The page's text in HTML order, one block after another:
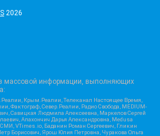
2026
массовой информации, выполняющих
Крым.Реалии, Телеканал Настоящее Время,
Фактограф, Север.Реалии, Радио Свобода, MEDIUM-
Савицкая Людмила Алексеевна, Маркелов Сергей
Апахончич Дарья Александровна, Medusa
VTimes.io, Баданин Роман Сергеевич, Гликин
Борисович, Ярош Юлия Петровна, Чуракова Ольга